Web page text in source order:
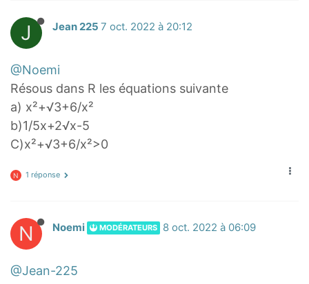
r
+
6
J Jean 225 7 oct. 2022 à 20:12
@Noemi
Résous dans R les équations suivante
a) x²+√3+6/x²
b)1/5x+2√x-5
C)x²+√3+6/x²>0
N 1 réponse
N Noemi MODÉRATEURS 8 oct. 2022 à 06:09
@Jean-225